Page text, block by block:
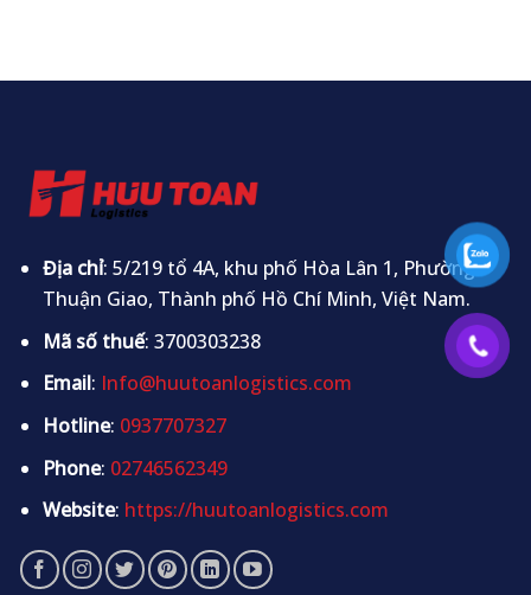
Địa chỉ: 5/219 tổ 4A, khu phố Hòa Lân 1, Phường
Thuận Giao, Thành phố Hồ Chí Minh, Việt Nam.
Mã số thuế: 3700303238
Email: Info@huutoanlogistics.com
Hotline: 0937707327
Phone: 02746562349
Website: https://huutoanlogistics.com